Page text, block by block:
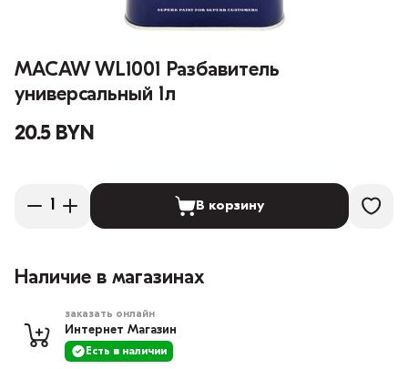
MACAW WL1001 Разбавитель
универсальный 1л
20.5 BYN
В корзину
Наличие в магазинах
заказать онлайн
Интернет Магазин
Есть в наличии